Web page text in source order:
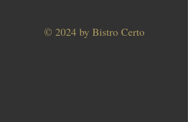
© 2024 by Bistro Certo